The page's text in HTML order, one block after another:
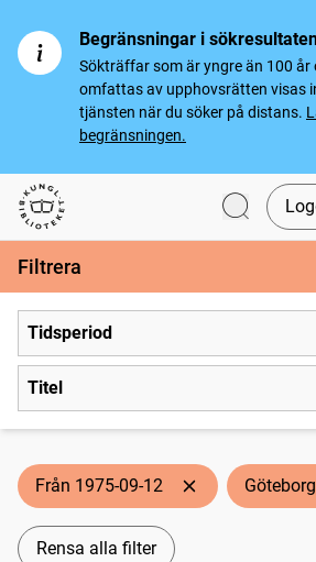
Begränsningar i
Sökträffar som är yngre än 100 år
omfattas av upphovsrätten visas
tjänsten när du söker på distans.
begränsningen.
Svenska tidningar
Filtrera
Tidsperiod
Titel
Från 1975-09-12
Rensa alla filter